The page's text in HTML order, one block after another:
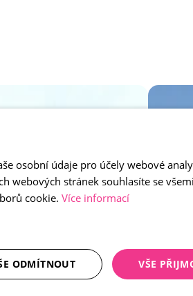
osobní údaje pro účely webové
webových stránek souhlasíte se
cookie. Více informací
VŠE
ODMÍTNOUT